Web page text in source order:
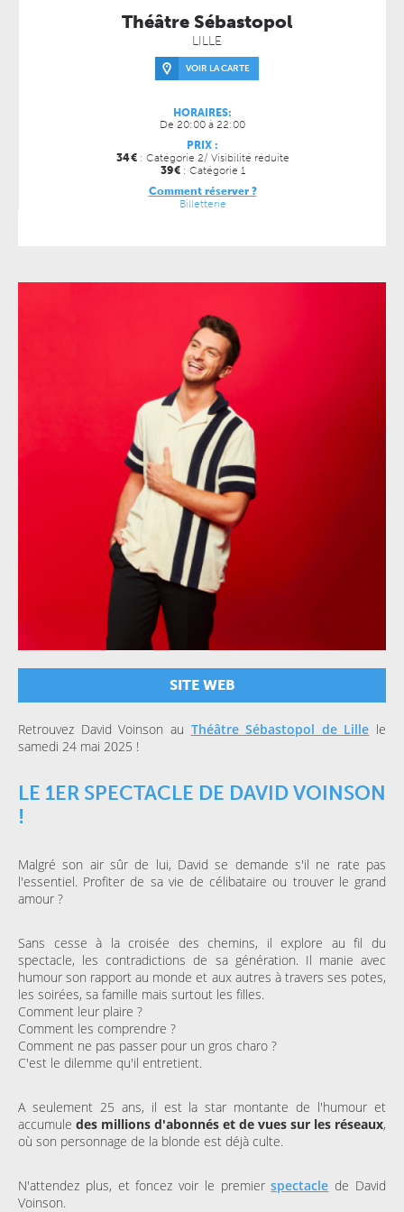
Théâtre Sébastopol
LILLE
VOIR LA CARTE
HORAIRES:
De 20:00 à 22:00
PRIX :
34€ : Catégorie 2/ Visibilité réduite
39€ : Catégorie 1
Comment réserver ?
Billetterie
SITE WEB
Retrouvez David Voinson au Théâtre Sébastopol de Lille le
samedi 24 mai 2025 !
LE 1ER SPECTACLE DE DAVID VOINSON
!
Malgré son air sûr de lui, David se demande s'il ne rate pas
l'essentiel. Profiter de sa vie de célibataire ou trouver le grand
amour ?
Sans cesse à la croisée des chemins, il explore au fil du
spectacle, les contradictions de sa génération. Il manie avec
humour son rapport au monde et aux autres à travers ses potes,
les soirées, sa famille mais surtout les filles.
Comment leur plaire ?
Comment les comprendre ?
Comment ne pas passer pour un gros charo ?
C'est le dilemme qu'il entretient.
A seulement 25 ans, il est la star montante de l'humour et
accumule des millions d'abonnés et de vues sur les réseaux,
où son personnage de la blonde est déjà culte.
N'attendez plus, et foncez voir le premierspectacle de David
Voinson.